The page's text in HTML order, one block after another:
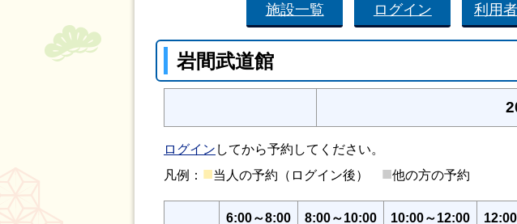
施設一覧 ログイン 利用
岩間武道館
ログイン してから予約してください。
凡例： ■当人の予約（ログイン後） ■他の方の予約
6:00～8:00 8:00～10:00 10:00～12:00